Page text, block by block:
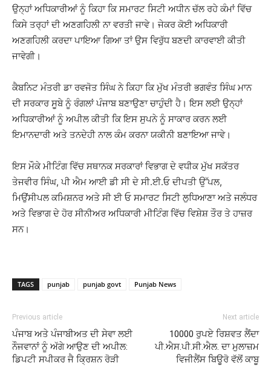
ਉਨ੍ਹਾਂ ਅਧਿਕਾਰੀਆਂ ਨੂੰ ਕਿਹਾ ਕਿ ਸਮਾਰਟ ਸਿਟੀ ਅਧੀਨ ਚੱਲ ਰਹੇ ਕੰਮਾਂ ਵਿੱਚ
ਕਿਸੇ ਤਰ੍ਹਾਂ ਦੀ ਅਣਗਹਿਲੀ ਨਾ ਵਰਤੀ ਜਾਵੇ। ਜੇਕਰ ਕੋਈ ਅਧਿਕਾਰੀ
ਅਣਗਹਿਲੀ ਕਰਦਾ ਪਾਇਆ ਗਿਆ ਤਾਂ ਉਸ ਵਿਰੁੱਧ ਬਣਦੀ ਕਾਰਵਾਈ ਕੀਤੀ
ਜਾਵੇਗੀ।
ਕੈਬਨਿਟ ਮੰਤਰੀ ਡਾ ਰਵਜੋਤ ਸਿੰਘ ਨੇ ਕਿਹਾ ਕਿ ਮੁੱਖ ਮੰਤਰੀ ਭਗਵੰਤ ਸਿੰਘ ਮਾਨ
ਦੀ ਸਰਕਾਰ ਸੂਬੇ ਨੂੰ ਰੰਗਲਾਂ ਪੰਜਾਬ ਬਣਾਉਣਾ ਚਾਹੁੰਦੀ ਹੈ। ਇਸ ਲਈ ਉਨ੍ਹਾਂ
ਅਧਿਕਾਰੀਆਂ ਨੂੰ ਅਪੀਲ ਕੀਤੀ ਕਿ ਇਸ ਸੁਪਨੇ ਨੂੰ ਸਾਕਾਰ ਕਰਨ ਲਈ
ਇਮਾਨਦਾਰੀ ਅਤੇ ਤਨਦੇਹੀ ਨਾਲ ਕੰਮ ਕਰਨਾ ਯਕੀਨੀ ਬਣਾਇਆ ਜਾਵੇ।
ਇਸ ਮੌਕੇ ਮੀਟਿੰਗ ਵਿੱਚ ਸਥਾਨਕ ਸਰਕਾਰਾਂ ਵਿਭਾਗ ਦੇ ਵਧੀਕ ਮੁੱਖ ਸਕੱਤਰ
ਤੇਜਵੀਰ ਸਿੰਘ, ਪੀ ਐਮ ਆਈ ਡੀ ਸੀ ਦੇ ਸੀ.ਈ.ਓ ਦੀਪਤੀ ਉੱਪਲ,
ਮਿਉਂਸੀਪਲ ਕਮਿਸ਼ਨਰ ਅਤੇ ਸੀ ਈ ਓ ਸਮਾਰਟ ਸਿਟੀ ਲੁਧਿਆਣਾ ਅਤੇ ਜਲੰਧਰ
ਅਤੇ ਵਿਭਾਗ ਦੇ ਹੋਰ ਸੀਨੀਅਰ ਅਧਿਕਾਰੀ ਮੀਟਿੰਗ ਵਿੱਚ ਵਿਸ਼ੇਸ਼ ਤੌਰ ਤੇ ਹਾਜ਼ਰ
ਸਨ।
TAGS punjab punjab govt Punjab News
Previous article
ਪੰਜਾਬ ਅਤੇ ਪੰਜਾਬੀਅਤ ਦੀ ਸੇਵਾ ਲਈ
ਨੌਜਵਾਨਾਂ ਨੂੰ ਅੱਗੇ ਆਉਣ ਦੀ ਅਪੀਲ:
ਡਿਪਟੀ ਸਪੀਕਰ ਜੈ ਕ੍ਰਿਸ਼ਨ ਰੋੜੀ
Next article
10000 ਰੁਪਏ ਰਿਸ਼ਵਤ ਲੈਂਦਾ
ਪੀ.ਐਸ.ਪੀ.ਸੀ.ਐਲ. ਦਾ ਮੁਲਾਜ਼ਮ
ਵਿਜੀਲੈਂਸ ਬਿਊਰੋ ਵੱਲੋਂ ਕਾਬੂ